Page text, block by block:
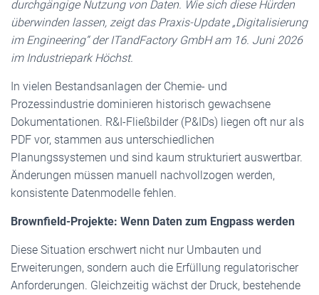
durchgängige Nutzung von Daten. Wie sich diese Hürden
überwinden lassen, zeigt das Praxis-Update „Digitalisierung
im Engineering“ der ITandFactory GmbH am 16. Juni 2026
im Industriepark Höchst.
In vielen Bestandsanlagen der Chemie- und
Prozessindustrie dominieren historisch gewachsene
Dokumentationen. R&I-Fließbilder (P&IDs) liegen oft nur als
PDF vor, stammen aus unterschiedlichen
Planungssystemen und sind kaum strukturiert auswertbar.
Änderungen müssen manuell nachvollzogen werden,
konsistente Datenmodelle fehlen.
Brownfield-Projekte: Wenn Daten zum Engpass werden
Diese Situation erschwert nicht nur Umbauten und
Erweiterungen, sondern auch die Erfüllung regulatorischer
Anforderungen. Gleichzeitig wächst der Druck, bestehende